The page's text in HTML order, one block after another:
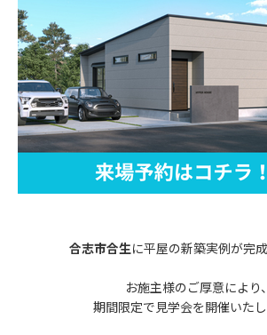
合志市合生に平屋の新築実例が完
お施主様のご厚意により、
期間限定で見学会を開催いた